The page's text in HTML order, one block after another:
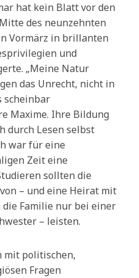
hat kein Blatt vor den
des neunzehnten
Vormärz in brillanten
und
„Meine Natur
das Unrecht, nicht in
scheinbar
Maxime. Ihre Bildung
durch Lesen selbst
war für eine
Zeit eine
sollten die
– und eine Heirat mit
Familie nur bei einer
– leisten.
mit politischen,
Fragen